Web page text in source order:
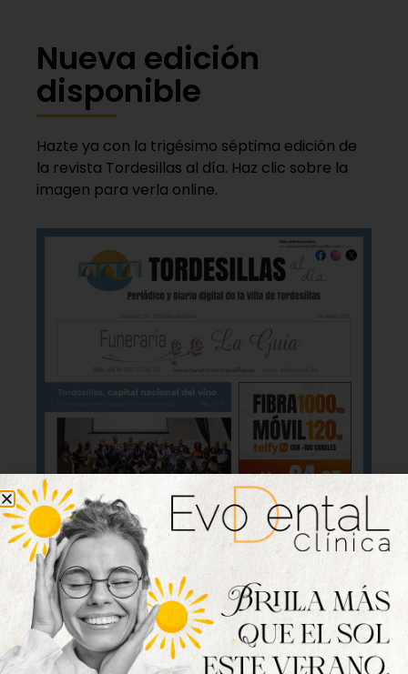
Nueva edición
disponible
Hazte ya con la trigésimo séptima edición de
la revista Tordesillas al día. Haz clic sobre la
imagen para verla online.